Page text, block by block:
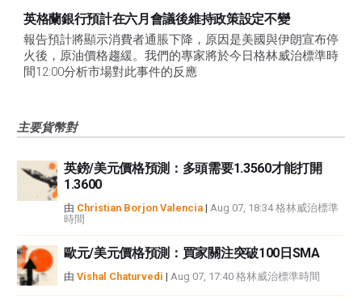
英格蘭銀行預計在六月會議後維持政策設定不變
報告預計將顯示消費者通脹下降，原因是美國與伊朗宣布停
火後，原油價格趨緩。我們的專家將於今日格林威治標準時
間12:00分析市場對此事件的反應
主要貨幣對
英鎊/美元價格預測：多頭需要1.3560才能打開
1.3600
由 Christian Borjon Valencia | Aug 07, 18:34 格林威治標準
時間
歐元/美元價格預測：買家關注突破100日SMA
由 Vishal Chaturvedi | Aug 07, 17:40 格林威治標準時間